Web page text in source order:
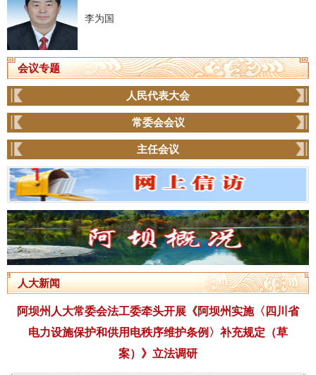
李为国
会议专题
人民代表大会
常委会会议
主任会议
人大新闻
阿坝州人大常委会法工委牵头开展《阿坝州实施〈四川省
电力设施保护和供用电秩序维护条例〉补充规定（草
案）》立法调研